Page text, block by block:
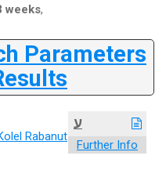
weeks,
Parameters
ע
Further Info
Rabanut